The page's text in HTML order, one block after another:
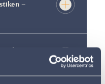
–